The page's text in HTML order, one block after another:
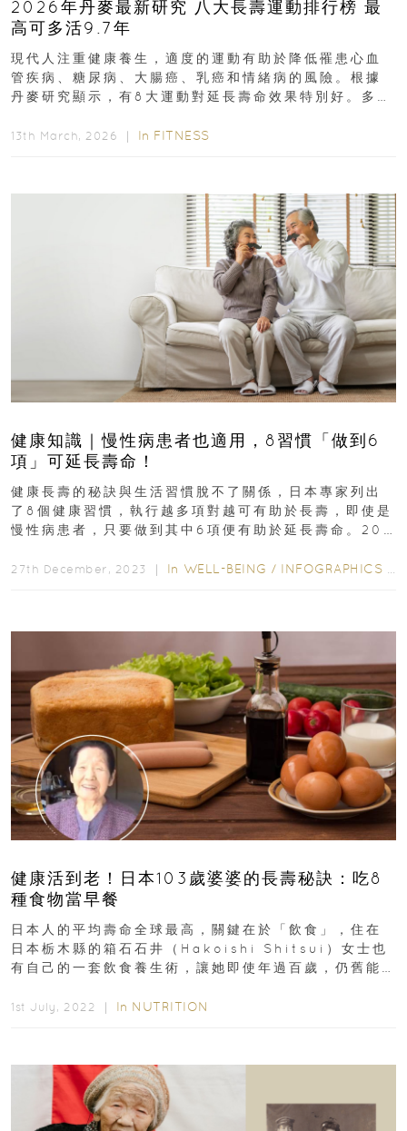
2026年丹麥最新研究 八大長壽運動排行榜 最
高可多活9.7年
現代人注重健康養生，適度的運動有助於降低罹患心血
管疾病、糖尿病、大腸癌、乳癌和情緒病的風險。根據
丹麥研究顯示，有8大運動對延長壽命效果特別好。多做
13th March, 2026 ｜ In FITNESS
健康知識｜慢性病患者也適用，8習慣「做到6
項」可延長壽命！
健康長壽的秘訣與生活習慣脫不了關係，日本專家列出
了8個健康習慣，執行越多項對越可有助於長壽，即使是
慢性病患者，只要做到其中6項便有助於延長壽命。20
27th December, 2023 ｜ In WELL-BEING / INFOGRAPHICS
健康活到老！日本103歲婆婆的長壽秘訣：吃8
種食物當早餐
日本人的平均壽命全球最高，關鍵在於「飲食」，住在
日本栃木縣的箱石石井（Hakoishi Shitsui）女士也
有自己的一套飲食養生術，讓她即使年過百歲，仍舊能
1st July, 2022 ｜ In NUTRITION